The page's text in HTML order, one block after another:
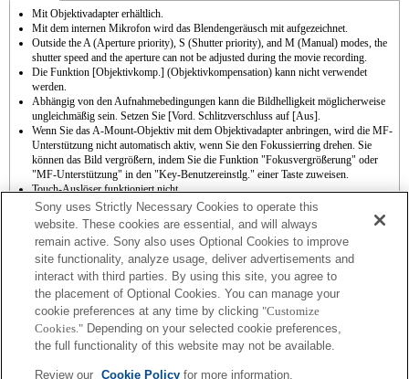
Mit Objektivadapter erhältlich.
Mit dem internen Mikrofon wird das Blendengeräusch mit aufgezeichnet.
Outside the A (Aperture priority), S (Shutter priority), and M (Manual) modes, the
shutter speed and the aperture can not be adjusted during the movie recording.
Die Funktion [Objektivkomp.] (Objektivkompensation) kann nicht verwendet
werden.
Abhängig von den Aufnahmebedingungen kann die Bildhelligkeit möglicherweise
ungleichmäßig sein. Setzen Sie [Vord. Schlitzverschluss auf [Aus].
Wenn Sie das A-Mount-Objektiv mit dem Objektivadapter anbringen, wird die MF-
Unterstützung nicht automatisch aktiv, wenn Sie den Fokussierring drehen. Sie
können das Bild vergrößern, indem Sie die Funktion "Fokusvergrößerung" oder
"MF-Unterstützung" in den "Key-Benutzereinstlg." einer Taste zuweisen.
Touch-Auslöser funktioniert nicht.
3-Achsen-Bildstabilisierung (Pitch/Yaw/Roll) mit SteadyShot INSIDE verfügbar.
Um den Autofokus zu benutzen, muss die Systemsoftware auf Ver. 1.10 oder später
Obwohl Sie Autofokussierung durchführen können, ist es manchmal schwierig, mit
dieser Funktion auf ein Motiv zu fokussieren, wenn Sie dunkle Szenen aufnehmen
oder das Motiv sich an den Ecken des Bildschirms befindet oder deutlich unscharf
ist.
Wenn Sie Serienaufnahme im Modus Hi+, Hi oder Mid durchführen, während der
Fokussiermodus auf AF-C eingestellt ist, erfolgt keine Fokusnachführung auf ein
Motiv. Um AF-Nachführung durch Einstellen von Serienaufnahme auf den Modus
Hi+, Hi oder Mid zu ermöglichen, muss die Systemsoftware auf Ver. 1.10 oder
Sony uses Strictly Necessary Cookies to operate this
website. These cookies are essential, and will always
remain active. Sony also uses Optional Cookies to improve
site functionality, analyze usage, deliver advertisements and
interact with third parties. By using this site, you agree to
the placement of Optional Cookies. You can manage your
cookie preferences at any time by clicking "Customize
Cookies." Depending on your selected cookie preferences,
the full functionality of this website may not be available.
Review our Cookie Policyfor more information.